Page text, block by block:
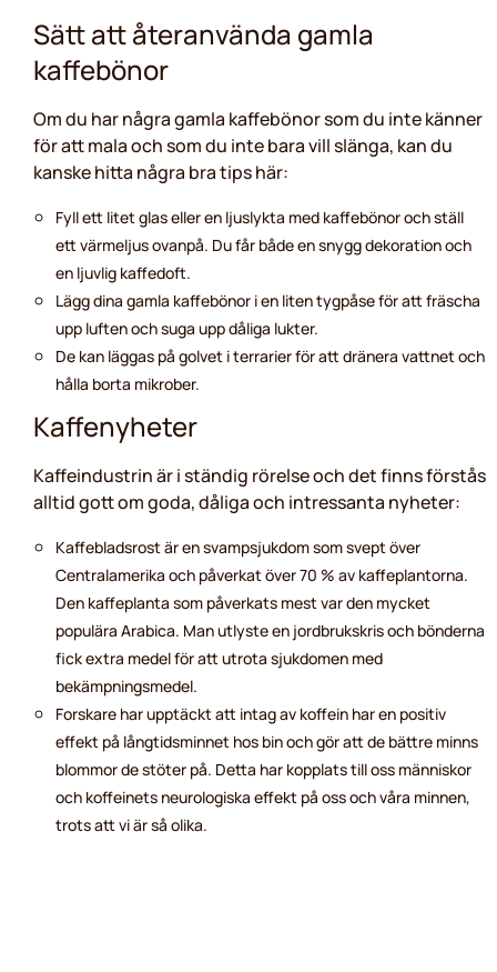
Sätt att återanvända gamla
kaffebönor
Om du har några gamla kaffebönor som du inte känner
för att mala och som du inte bara vill slänga, kan du
kanske hitta några bra tips här:
Fyll ett litet glas eller en ljuslykta med kaffebönor och ställ
ett värmeljus ovanpå. Du får både en snygg dekoration och
en ljuvlig kaffedoft.
Lägg dina gamla kaffebönor i en liten tygpåse för att fräscha
upp luften och suga upp dåliga lukter.
De kan läggas på golvet i terrarier för att dränera vattnet och
hålla borta mikrober.
Kaffenyheter
Kaffeindustrin är i ständig rörelse och det finns förstås
alltid gott om goda, dåliga och intressanta nyheter:
Kaffebladsrost är en svampsjukdom som svept över
Centralamerika och påverkat över 70 % av kaffeplantorna.
Den kaffeplanta som påverkats mest var den mycket
populära Arabica. Man utlyste en jordbrukskris och bönderna
fick extra medel för att utrota sjukdomen med
bekämpningsmedel.
Forskare har upptäckt att intag av koffein har en positiv
effekt på långtidsminnet hos bin och gör att de bättre minns
blommor de stöter på. Detta har kopplats till oss människor
och koffeinets neurologiska effekt på oss och våra minnen,
trots att vi är så olika.